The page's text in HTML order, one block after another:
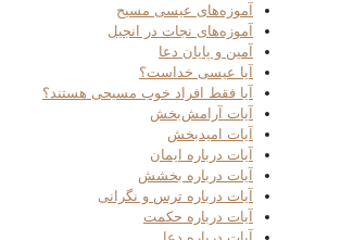
آموزه‌های عیسی مسیح
آموزه‌های نجات در انجیل
آمین و پایان دعا
آیا عیسی خداست؟
آیا فقط افراد خوب مسیحی هستند؟
آیات آرامش‌بخش
آیات امیدبخش
آیات درباره ایمان
آیات درباره بخشش
آیات درباره ترس و نگرانی
آیات درباره حکمت